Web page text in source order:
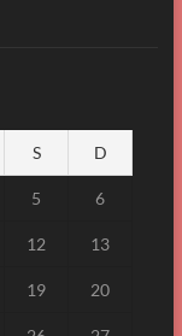
S D
5 6
12 13
19 20